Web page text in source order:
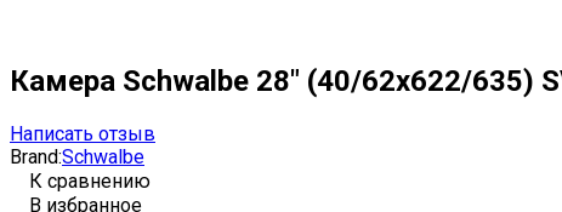
Камера Schwalbe 28" (40/62x622/635)
Написать отзыв
Brand:Schwalbe
К сравнению
В избранное